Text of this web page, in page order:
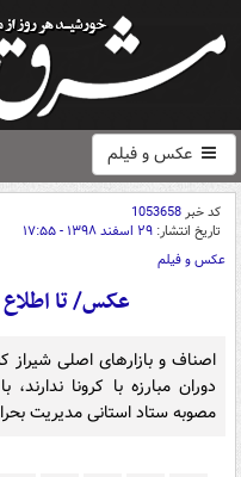
عکس و فیلم
کد خبر1053658
تاریخ انتشار: ۲۹ اسفند ۱۳۹۸ - ۱۷:۵۵
عکس و فیلم
عکس/ تا
اصناف و بازارهای اصلی شیراز
دوران مبارزه با کرونا
مصوبه ستاد استانی مدیریت